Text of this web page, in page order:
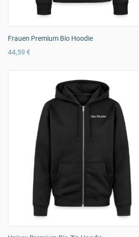
Frauen Premium Bio Hoodie
44,59 €